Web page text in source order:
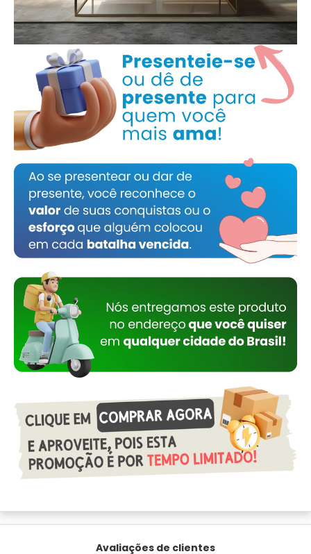
Avaliações de clientes